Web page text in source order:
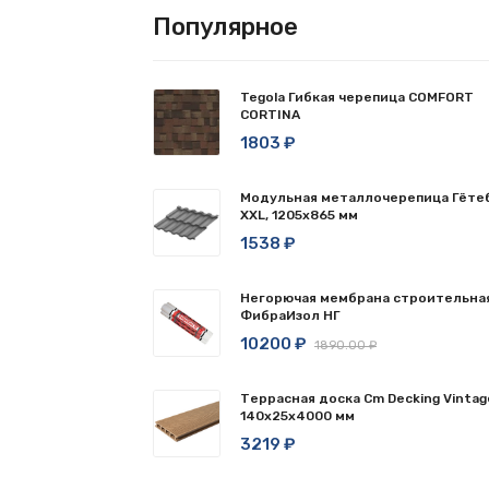
Популярное
Tegola Гибкая черепица COMFORT
CORTINA
1803 ₽
Модульная металлочерепица
XXL, 1205х865 мм
1538 ₽
Негорючая мембрана
ФибраИзол НГ
10200 ₽ 1890.00 ₽
Террасная доска Cm Decking
140x25x4000 мм
3219 ₽